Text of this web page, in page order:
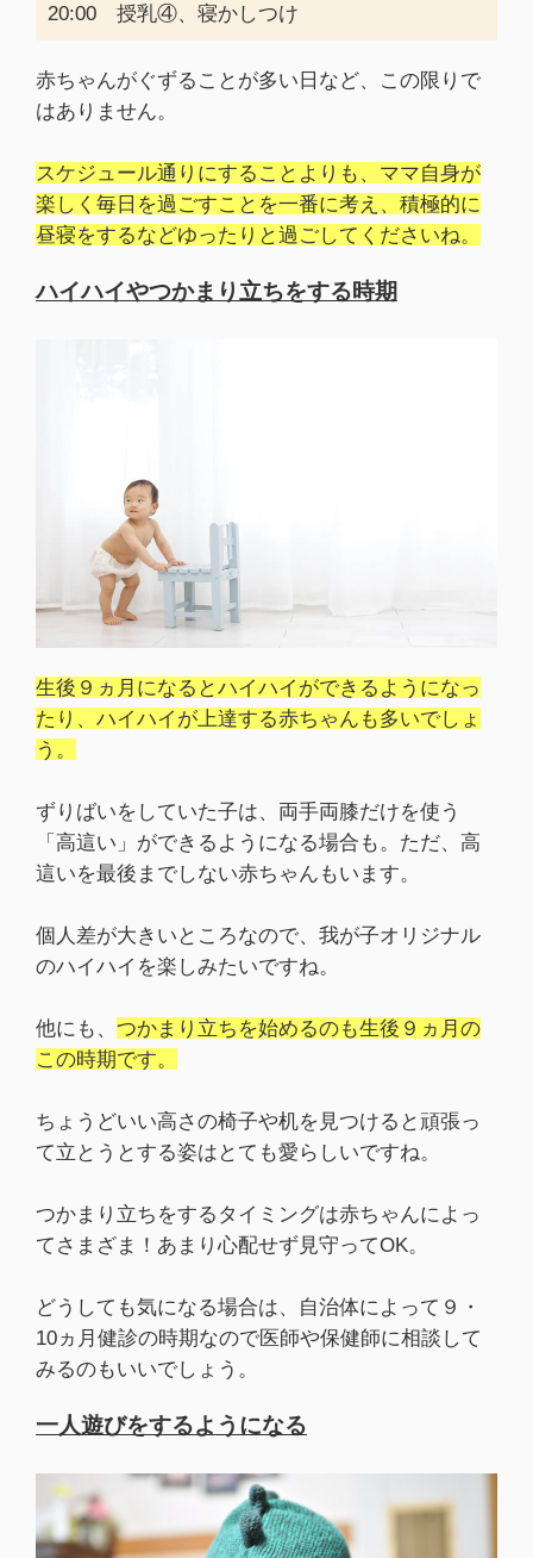
20:00 授乳④、寝かしつけ
赤ちゃんがぐずることが多い日など、この限りで
はありません。
スケジュール通りにすることよりも、ママ自身が
楽しく毎日を過ごすことを一番に考え、積極的に
昼寝をするなどゆったりと過ごしてくださいね。
ハイハイやつかまり立ちをする時期
生後９ヵ月になるとハイハイができるようになっ
たり、ハイハイが上達する赤ちゃんも多いでしょ
う。
ずりばいをしていた子は、両手両膝だけを使う
「高這い」ができるようになる場合も。ただ、高
這いを最後までしない赤ちゃんもいます。
個人差が大きいところなので、我が子オリジナル
のハイハイを楽しみたいですね。
他にも、 つかまり立ちを始めるのも生後９ヵ月の
この時期です。
ちょうどいい高さの椅子や机を見つけると頑張っ
て立とうとする姿はとても愛らしいですね。
つかまり立ちをするタイミングは赤ちゃんによっ
てさまざま！あまり心配せず見守ってOK。
どうしても気になる場合は、自治体によって９・
10ヵ月健診の時期なので医師や保健師に相談して
みるのもいいでしょう。
一人遊びをするようになる